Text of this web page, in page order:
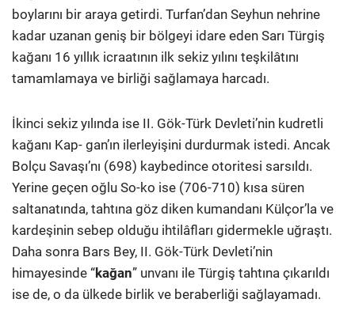
boylarını bir araya getirdi. Turfan’dan Seyhun nehrine
kadar uzanan geniş bir bölgeyi idare eden Sarı Türgiş
kağanı 16 yıllık icraatının ilk sekiz yılını teşkilâtını
tamamlamaya ve birliği sağlamaya harcadı.
İkinci sekiz yılında ise II. Gök-Türk Devleti’nin kudretli
kağanı Kap- gan’ın ilerleyişini durdurmak istedi. Ancak
Bolçu Savaşı’nı (698) kaybedince otoritesi sarsıldı.
Yerine geçen oğlu So-ko ise (706-710) kısa süren
saltanatında, tahtına göz diken kumandanı Külçor’la ve
kardeşinin sebep olduğu ihtilâfları gidermekle uğraştı.
Daha sonra Bars Bey, II. Gök-Türk Devleti’nin
himayesinde “kağan” unvanı ile Türgiş tahtına çıkarıldı
ise de, o da ülkede birlik ve beraberliği sağlayamadı.